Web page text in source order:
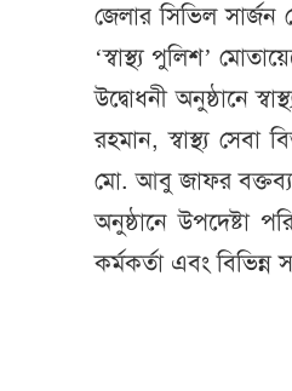
জেলার সিভিল সার্জন
‘স্বাস্থ্য পুলিশ’
উদ্বোধনী অনুষ্ঠানে
রহমান, স্বাস্থ্য
মো. আবু জাফর বক্তব্য
অনুষ্ঠানে উপদেষ্টা
কর্মকর্তা এবং বিভিন্ন